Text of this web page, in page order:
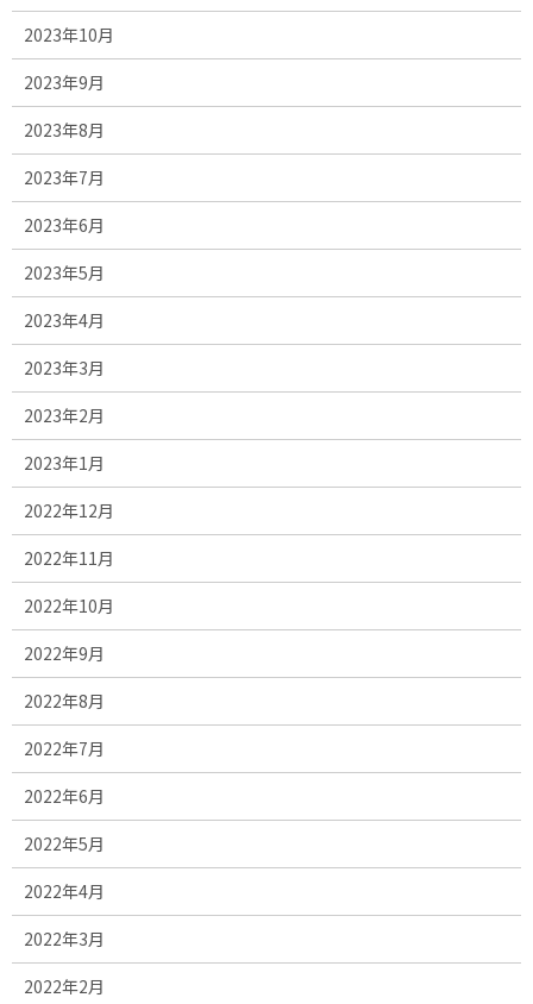
2023年10月
2023年9月
2023年8月
2023年7月
2023年6月
2023年5月
2023年4月
2023年3月
2023年2月
2023年1月
2022年12月
2022年11月
2022年10月
2022年9月
2022年8月
2022年7月
2022年6月
2022年5月
2022年4月
2022年3月
2022年2月